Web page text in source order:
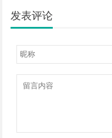
发表评论